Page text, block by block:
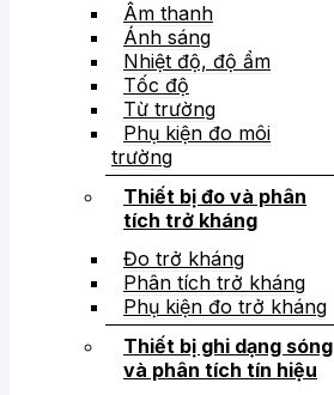
Âm thanh
Ánh sáng
Nhiệt độ, độ ẩm
Tốc độ
Từ trường
Phụ kiện đo môi
trường
Thiết bị đo và phân
tích trở kháng
Đo trở kháng
Phân tích trở kháng
Phụ kiện đo trở kháng
Thiết bị ghi dạng sóng
và phân tích tín hiệu